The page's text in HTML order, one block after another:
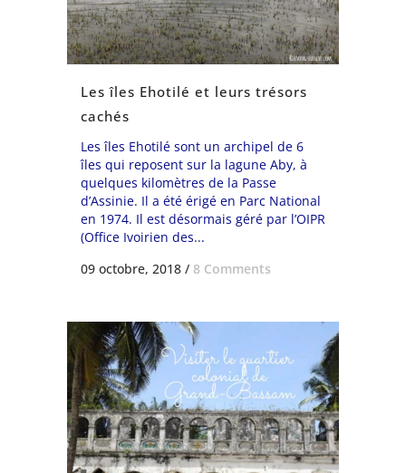
Les îles Ehotilé et leurs trésors
cachés
Les îles Ehotilé sont un archipel de 6
îles qui reposent sur la lagune Aby, à
quelques kilomètres de la Passe
d’Assinie. Il a été érigé en Parc National
en 1974. Il est désormais géré par l’OIPR
(Office Ivoirien des...
09 octobre, 2018 / 8 Comments